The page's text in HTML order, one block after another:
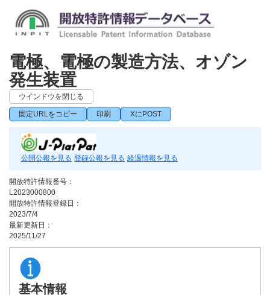
電極、電極の製造方法、オゾン
発生装置
ウインドウを閉じる
固定URLをコピー 印刷 XにPOST
公開公報を見る 登録公報を見る 経過情報を見る
開放特許情報番号：
L2023000800
開放特許情報登録日：
2023/7/4
最新更新日：
2025/11/27
基本情報